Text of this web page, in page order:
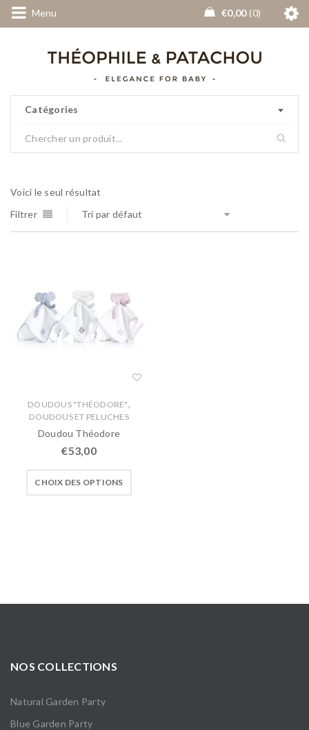
Menu €0,00 0
Catégories
Voici le seul résultat
Filtrer
Tri par défaut
DOUDOUS "THÉODORE",
DOUDOUS ET PELUCHES
Doudou Théodore
€53,00
CHOIX DES OPTIONS
NOS COLLECTIONS
Natural Garden Party
Blue Garden Party